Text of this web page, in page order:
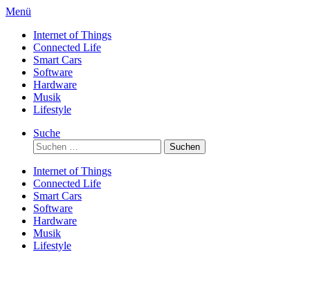
Direkt
Inhalt
Menü
Internet of Things
Connected Life
Smart Cars
Software
Hardware
Musik
Lifestyle
Suche
Suchen
nach:
Internet of Things
Connected Life
Smart Cars
Software
Hardware
Musik
Lifestyle